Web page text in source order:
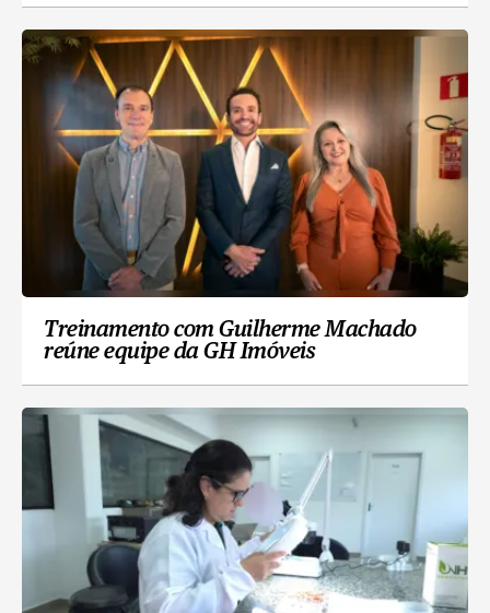
Treinamento com Guilherme Machado
reúne equipe da GH Imóveis